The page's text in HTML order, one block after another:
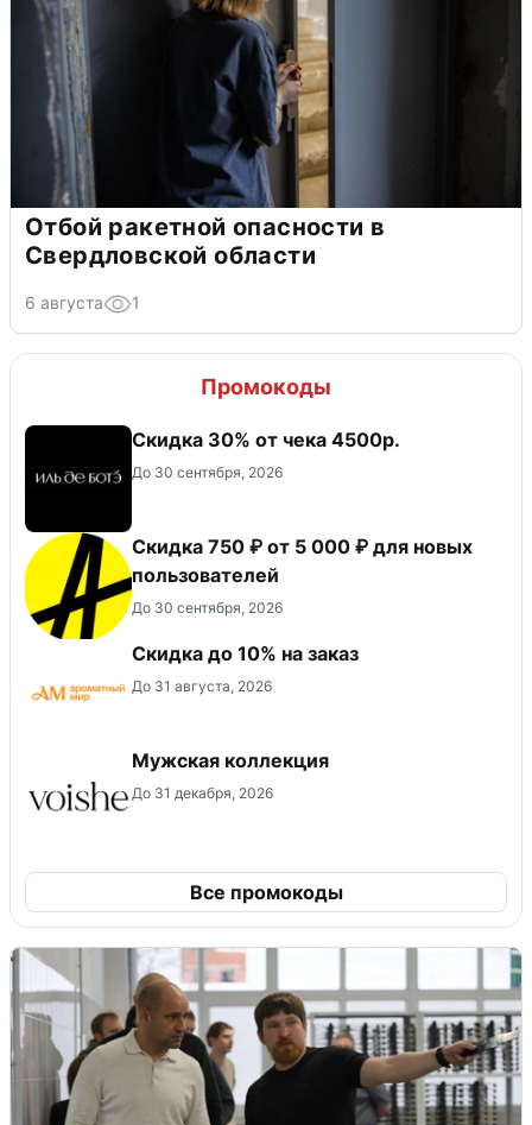
Отбой ракетной опасности в
Свердловской области
6 августа 1
Промокоды
Скидка 30% от чека 4500р.
До 30 сентября, 2026
Скидка 750 ₽ от 5 000 ₽ для новых
пользователей
До 30 сентября, 2026
Скидка до 10% на заказ
До 31 августа, 2026
Мужская коллекция
До 31 декабря, 2026
Все промокоды